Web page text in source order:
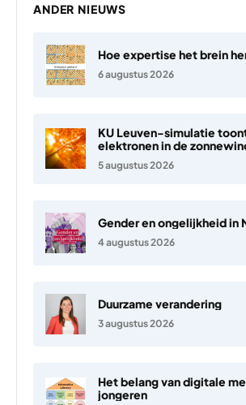
ANDER NIEUWS
Hoe expertise het brein
6 augustus 2026
KU Leuven-simulatie
elektronen in de
5 augustus 2026
Gender en ongelijkheid in
4 augustus 2026
Duurzame verandering
3 augustus 2026
Het belang van digitale
jongeren